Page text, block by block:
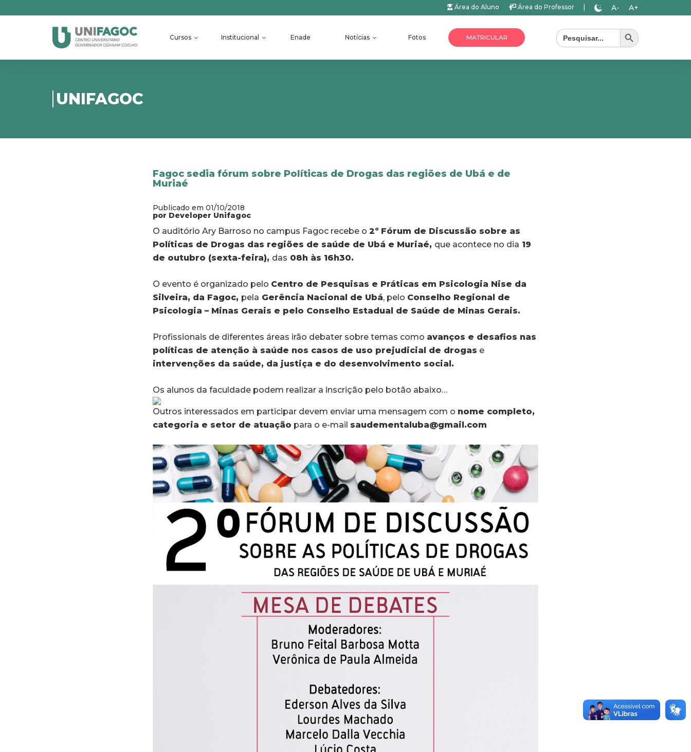
Área do Aluno Área do Professor A- A+
Cursos Institucional Enade Notícias Fotos MATRICULAR
Search
for:
Search Button
UNIFAGOC
Fagoc sedia fórum sobre Políticas de Drogas das regiões de Ubá e de
Muriaé
Publicado em 01/10/2018
por Developer Unifagoc
O auditório Ary Barroso no campus Fagoc recebe o 2º Fórum de Discussão sobre as
Políticas de Drogas das regiões de saúde de Ubá e Muriaé, que acontece no dia 19
de outubro (sexta-feira), das 08h às 16h30.
O evento é organizado pelo Centro de Pesquisas e Práticas em Psicologia Nise da
Silveira, da Fagoc, pela Gerência Nacional de Ubá, pelo Conselho Regional de
Psicologia – Minas Gerais e pelo Conselho Estadual de Saúde de Minas Gerais.
Profissionais de diferentes áreas irão debater sobre temas como avanços e desafios nas
políticas de atenção à saúde nos casos de uso prejudicial de drogas e
intervenções da saúde, da justiça e do desenvolvimento social.
Os alunos da faculdade podem realizar a inscrição pelo botão abaixo…
Outros interessados em participar devem enviar uma mensagem com o nome completo,
categoria e setor de atuação para o e-mail saudementaluba@gmail.com